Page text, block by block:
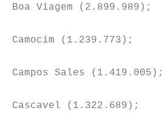
Boa Viagem (2.899.989);
Camocim (1.239.773);
Campos Sales (1.419.005);
Cascavel (1.322.689);